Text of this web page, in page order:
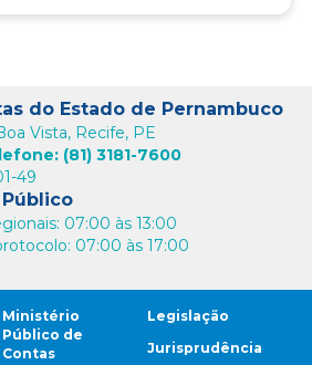
do Estado de Pernambuco
Vista, Recife, PE
(81) 3181-7600
49
07:00 às 13:00
07:00 às 17:00
Ministério
Público de
Contas
Legislação
Jurisprudência